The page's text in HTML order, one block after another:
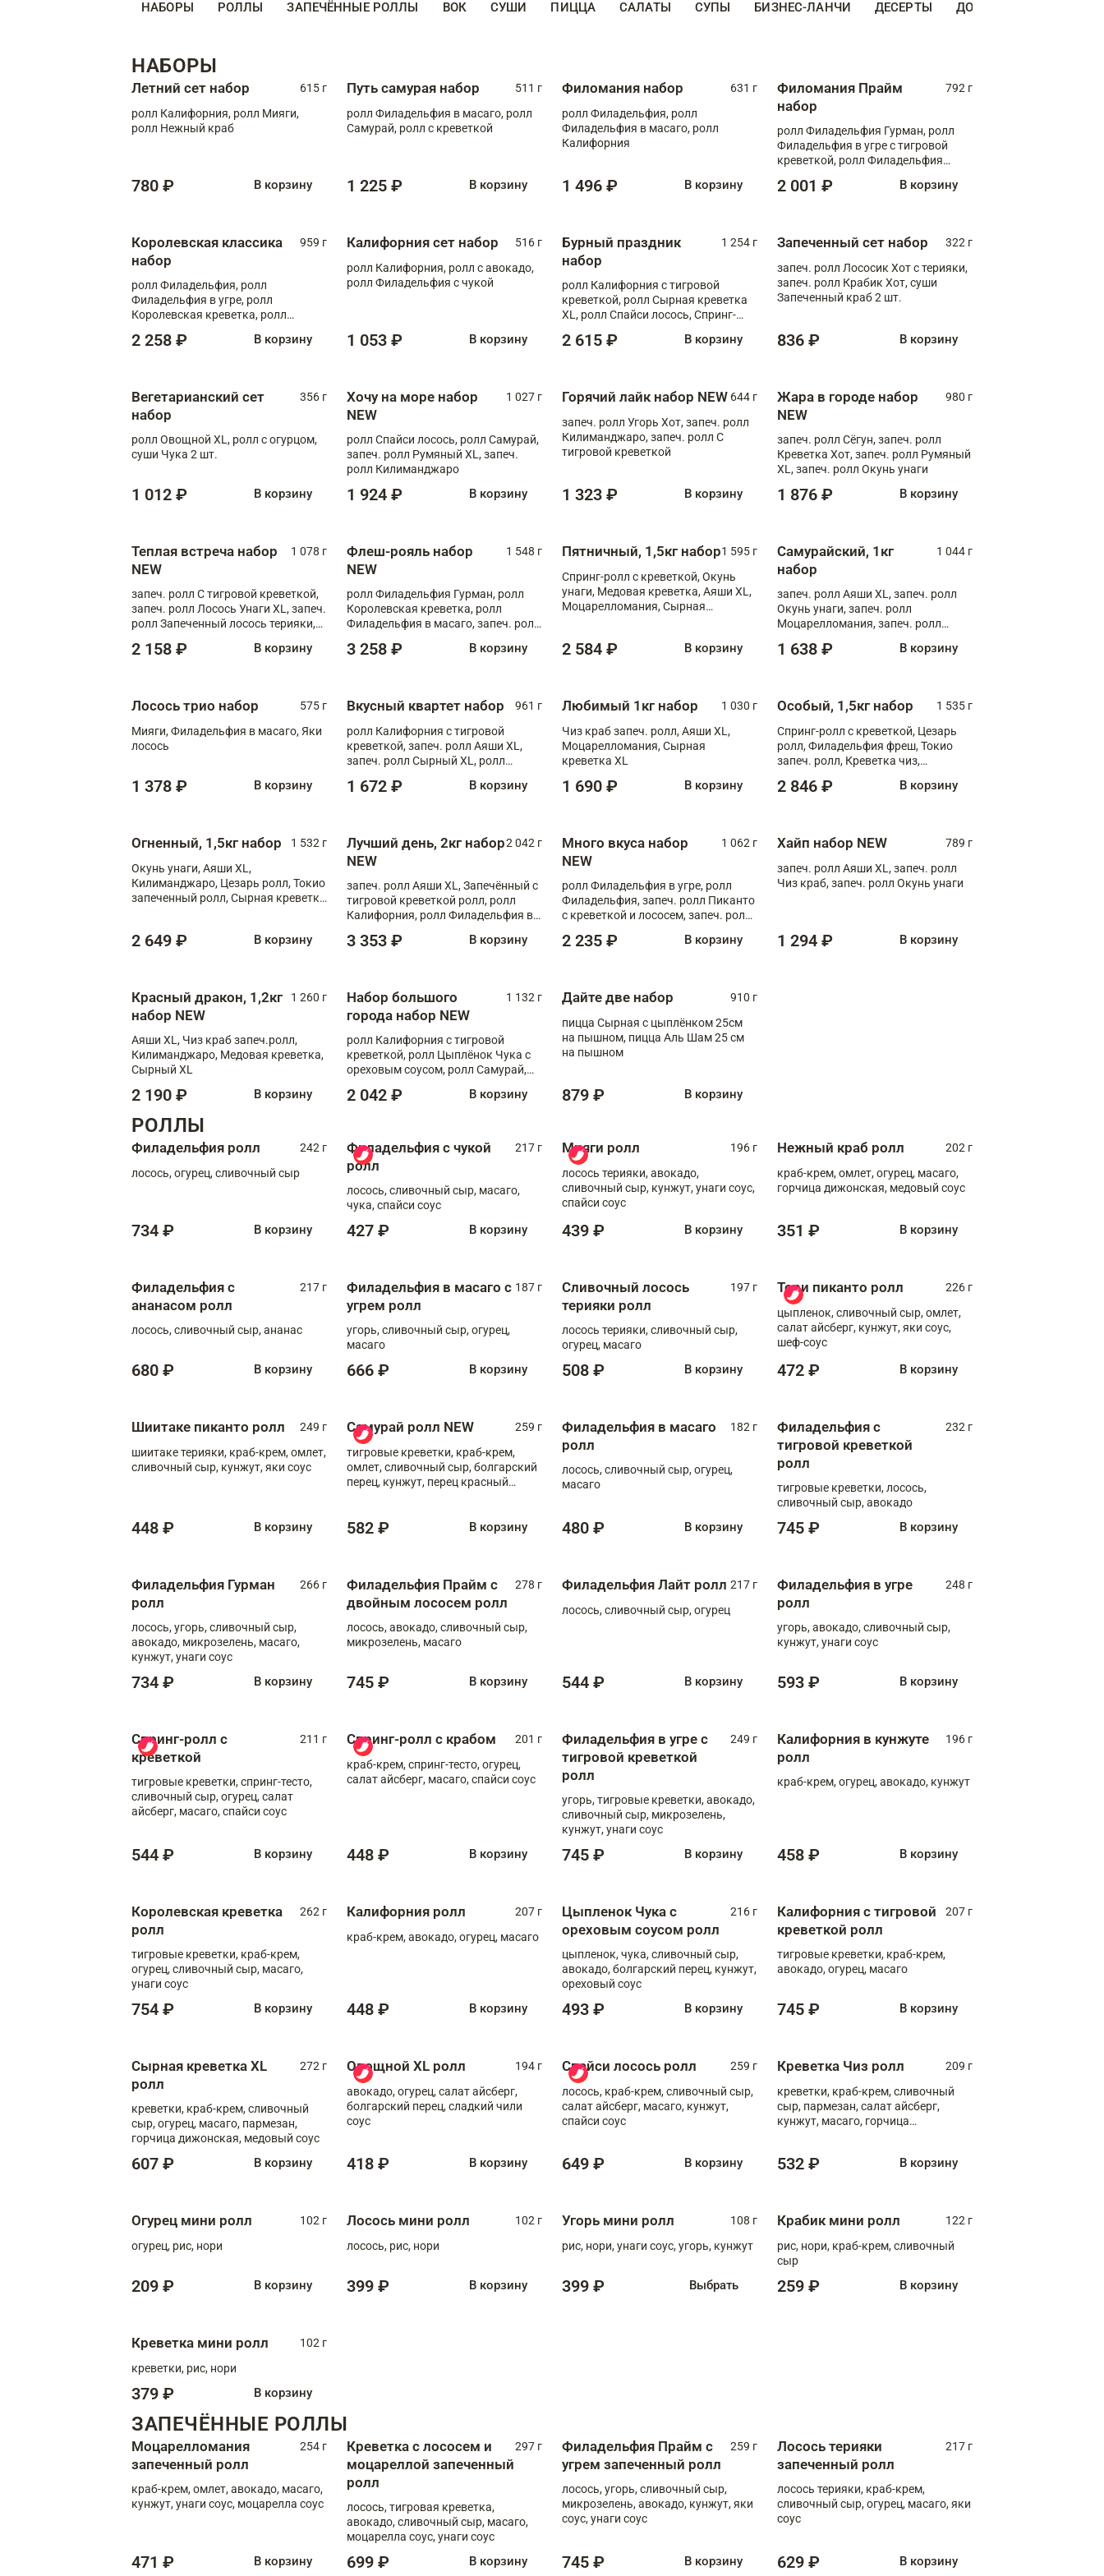
НАБОРЫ РОЛЛЫ ЗАПЕЧЁННЫЕ РОЛЛЫ ВОК СУШИ ПИЦЦА САЛАТЫ СУПЫ БИЗНЕС-ЛАНЧИ ДЕСЕРТЫ ДОПОЛНИТЕЛЬНО
НАБОРЫ
Летний сет набор
615 г
ролл Калифорния, ролл Мияги,
ролл Нежный краб
780 ₽ В корзину
Путь самурая набор
511 г
ролл Филадельфия в масаго, ролл
Самурай, ролл с креветкой
1 225 ₽ В корзину
Филомания набор
631 г
ролл Филадельфия, ролл
Филадельфия в масаго, ролл
Калифорния
1 496 ₽ В корзину
Филомания Прайм
набор
792 г
ролл Филадельфия Гурман, ролл
Филадельфия в угре с тигровой
креветкой, ролл Филадельфия
2 001 ₽ В корзину
Королевская классика
набор
959 г
ролл Филадельфия, ролл
Филадельфия в угре, ролл
Королевская креветка, ролл
2 258 ₽ В корзину
Калифорния сет набор
516 г
ролл Калифорния, ролл с авокадо,
ролл Филадельфия с чукой
1 053 ₽ В корзину
Бурный праздник
набор
1 254 г
ролл Калифорния с тигровой
креветкой, ролл Сырная креветка
XL, ролл Спайси лосось, Спринг-
Медовая креветка
2 615 ₽ В корзину
Запеченный сет набор
322 г
запеч. ролл Лососик Хот с терияки,
запеч. ролл Крабик Хот, суши
Запеченный краб 2 шт.
836 ₽ В корзину
Вегетарианский сет
набор
356 г
ролл Овощной XL, ролл с огурцом,
суши Чука 2 шт.
1 012 ₽ В корзину
Хочу на море набор
NEW
1 027 г
ролл Спайси лосось, ролл Самурай,
запеч. ролл Румяный XL, запеч.
ролл Килиманджаро
1 924 ₽ В корзину
Горячий лайк набор NEW 644 г
запеч. ролл Угорь Хот, запеч. ролл
Килиманджаро, запеч. ролл С
тигровой креветкой
1 323 ₽ В корзину
Жара в городе набор
NEW
980 г
запеч. ролл Сёгун, запеч. ролл
Креветка Хот, запеч. ролл Румяный
XL, запеч. ролл Окунь унаги
1 876 ₽ В корзину
Теплая встреча набор
NEW
1 078 г
запеч. ролл С тигровой креветкой,
запеч. ролл Лосось Унаги XL, запеч.
ролл Запеченный лосось терияки,
2 158 ₽ В корзину
Флеш-рояль набор
NEW
1 548 г
ролл Филадельфия Гурман, ролл
Королевская креветка, ролл
Филадельфия в масаго, запеч. ролл
Тигровая креветка с моцареллой,
3 258 ₽ В корзину
Пятничный, 1,5кг набор1 595 г
Спринг-ролл с креветкой, Окунь
унаги, Медовая креветка, Аяши XL,
Моцарелломания, Сырная
2 584 ₽ В корзину
Самурайский, 1кг
набор
1 044 г
запеч. ролл Аяши XL, запеч. ролл
Окунь унаги, запеч. ролл
Моцарелломания, запеч. ролл
1 638 ₽ В корзину
Лосось трио набор
575 г
Мияги, Филадельфия в масаго, Яки
лосось
1 378 ₽ В корзину
Вкусный квартет набор
961 г
ролл Калифорния с тигровой
креветкой, запеч. ролл Аяши XL,
запеч. ролл Сырный XL, ролл
1 672 ₽ В корзину
Любимый 1кг набор
1 030 г
Чиз краб запеч. ролл, Аяши XL,
Моцарелломания, Сырная
креветка XL
1 690 ₽ В корзину
Особый, 1,5кг набор
1 535 г
Спринг-ролл с креветкой, Цезарь
ролл, Филадельфия фреш, Токио
запеч. ролл, Креветка чиз,
Флорида
2 846 ₽ В корзину
Огненный, 1,5кг набор
1 532 г
Окунь унаги, Аяши XL,
Килиманджаро, Цезарь ролл, Токио
запеченный ролл, Сырная креветка
2 649 ₽ В корзину
Лучший день, 2кг набор
NEW
2 042 г
запеч. ролл Аяши XL, Запечённый с
тигровой креветкой ролл, ролл
Калифорния, ролл Филадельфия в
запеч. ролл Моцарелломания, ролл
3 353 ₽ В корзину
Много вкуса набор
NEW
1 062 г
ролл Филадельфия в угре, ролл
Филадельфия, запеч. ролл Пиканто
с креветкой и лососем, запеч. ролл
2 235 ₽ В корзину
Хайп набор NEW
789 г
запеч. ролл Аяши XL, запеч. ролл
Чиз краб, запеч. ролл Окунь унаги
1 294 ₽ В корзину
Красный дракон, 1,2кг
набор NEW
1 260 г
Аяши XL, Чиз краб запеч.ролл,
Килиманджаро, Медовая креветка,
Сырный XL
2 190 ₽ В корзину
Набор большого
города набор NEW
1 132 г
ролл Калифорния с тигровой
креветкой, ролл Цыплёнок Чука с
ореховым соусом, ролл Самурай,
ролл с крабом
2 042 ₽ В корзину
Дайте две набор
910 г
пицца Сырная с цыплёнком 25см
на пышном, пицца Аль Шам 25 см
на пышном
879 ₽ В корзину
РОЛЛЫ
Филадельфия ролл
242 г
лосось, огурец, сливочный сыр
734 ₽ В корзину
Филадельфия с чукой
ролл
217 г
лосось, сливочный сыр, масаго,
чука, спайси соус
427 ₽ В корзину
Мияги ролл
196 г
лосось терияки, авокадо,
сливочный сыр, кунжут, унаги соус,
спайси соус
439 ₽ В корзину
Нежный краб ролл
202 г
краб-крем, омлет, огурец, масаго,
горчица дижонская, медовый соус
351 ₽ В корзину
Филадельфия с
ананасом ролл
217 г
лосось, сливочный сыр, ананас
680 ₽ В корзину
Филадельфия в масаго с
угрем ролл
187 г
угорь, сливочный сыр, огурец,
масаго
666 ₽ В корзину
Сливочный лосось
терияки ролл
197 г
лосось терияки, сливочный сыр,
огурец, масаго
508 ₽ В корзину
Тори пиканто ролл
226 г
цыпленок, сливочный сыр, омлет,
салат айсберг, кунжут, яки соус,
шеф-соус
472 ₽ В корзину
Шиитаке пиканто ролл
249 г
шиитаке терияки, краб-крем, омлет,
сливочный сыр, кунжут, яки соус
448 ₽ В корзину
Самурай ролл NEW
259 г
тигровые креветки, краб-крем,
омлет, сливочный сыр, болгарский
перец, кунжут, перец красный
582 ₽ В корзину
Филадельфия в масаго
ролл
182 г
лосось, сливочный сыр, огурец,
масаго
480 ₽ В корзину
Филадельфия с
тигровой креветкой
ролл
232 г
тигровые креветки, лосось,
сливочный сыр, авокадо
745 ₽ В корзину
Филадельфия Гурман
ролл
266 г
лосось, угорь, сливочный сыр,
авокадо, микрозелень, масаго,
кунжут, унаги соус
734 ₽ В корзину
Филадельфия Прайм с
двойным лососем ролл
278 г
лосось, авокадо, сливочный сыр,
микрозелень, масаго
745 ₽ В корзину
Филадельфия Лайт ролл 217 г
лосось, сливочный сыр, огурец
544 ₽ В корзину
Филадельфия в угре
ролл
248 г
угорь, авокадо, сливочный сыр,
кунжут, унаги соус
593 ₽ В корзину
Спринг-ролл с
креветкой
211 г
тигровые креветки, спринг-тесто,
сливочный сыр, огурец, салат
айсберг, масаго, спайси соус
544 ₽ В корзину
Спринг-ролл с крабом
201 г
краб-крем, спринг-тесто, огурец,
салат айсберг, масаго, спайси соус
448 ₽ В корзину
Филадельфия в угре с
тигровой креветкой
ролл
249 г
угорь, тигровые креветки, авокадо,
сливочный сыр, микрозелень,
кунжут, унаги соус
745 ₽ В корзину
Калифорния в кунжуте
ролл
196 г
краб-крем, огурец, авокадо, кунжут
458 ₽ В корзину
Королевская креветка
ролл
262 г
тигровые креветки, краб-крем,
огурец, сливочный сыр, масаго,
унаги соус
754 ₽ В корзину
Калифорния ролл
207 г
краб-крем, авокадо, огурец, масаго
448 ₽ В корзину
Цыпленок Чука с
ореховым соусом ролл
216 г
цыпленок, чука, сливочный сыр,
авокадо, болгарский перец, кунжут,
ореховый соус
493 ₽ В корзину
Калифорния с тигровой
креветкой ролл
207 г
тигровые креветки, краб-крем,
авокадо, огурец, масаго
745 ₽ В корзину
Сырная креветка XL
ролл
272 г
креветки, краб-крем, сливочный
сыр, огурец, масаго, пармезан,
горчица дижонская, медовый соус
607 ₽ В корзину
Овощной XL ролл
194 г
авокадо, огурец, салат айсберг,
болгарский перец, сладкий чили
соус
418 ₽ В корзину
Спайси лосось ролл
259 г
лосось, краб-крем, сливочный сыр,
салат айсберг, масаго, кунжут,
спайси соус
649 ₽ В корзину
Креветка Чиз ролл
209 г
креветки, краб-крем, сливочный
сыр, пармезан, салат айсберг,
кунжут, масаго, горчица
532 ₽ В корзину
Огурец мини ролл
102 г
огурец, рис, нори
209 ₽ В корзину
Лосось мини ролл
102 г
лосось, рис, нори
399 ₽ В корзину
Угорь мини ролл
108 г
рис, нори, унаги соус, угорь, кунжут
399 ₽ Выбрать
Крабик мини ролл
122 г
рис, нори, краб-крем, сливочный
сыр
259 ₽ В корзину
Креветка мини ролл
102 г
креветки, рис, нори
379 ₽ В корзину
ЗАПЕЧЁННЫЕ РОЛЛЫ
Моцарелломания
запеченный ролл
254 г
краб-крем, омлет, авокадо, масаго,
кунжут, унаги соус, моцарелла соус
471 ₽ В корзину
Креветка с лососем и
моцареллой запеченный
ролл
297 г
лосось, тигровая креветка,
авокадо, сливочный сыр, масаго,
моцарелла соус, унаги соус
699 ₽ В корзину
Филадельфия Прайм с
угрем запеченный ролл
259 г
лосось, угорь, сливочный сыр,
микрозелень, авокадо, кунжут, яки
соус, унаги соус
745 ₽ В корзину
Лосось терияки
запеченный ролл
217 г
лосось терияки, краб-крем,
сливочный сыр, огурец, масаго, яки
соус
629 ₽ В корзину